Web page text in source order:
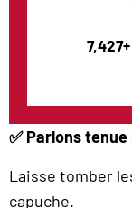
✅ Parlons
Laisse tomber
capuche.